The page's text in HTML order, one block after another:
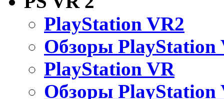
PlayStation VR2
Обзоры PlayStation
PlayStation VR
Обзоры PlayStation